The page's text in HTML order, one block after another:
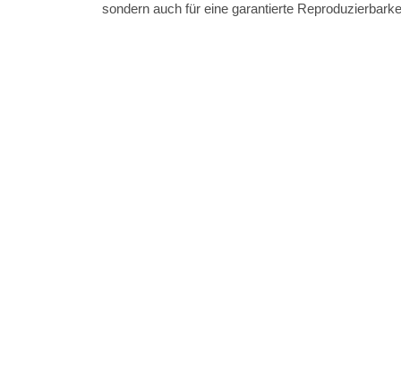
sondern auch für eine garantierte